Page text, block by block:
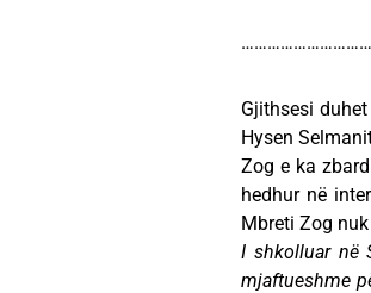
Gjithsesi
Hysen
Zog e ka
hedhur në
Mbreti Zog
I shkolluar në
mjaftueshme